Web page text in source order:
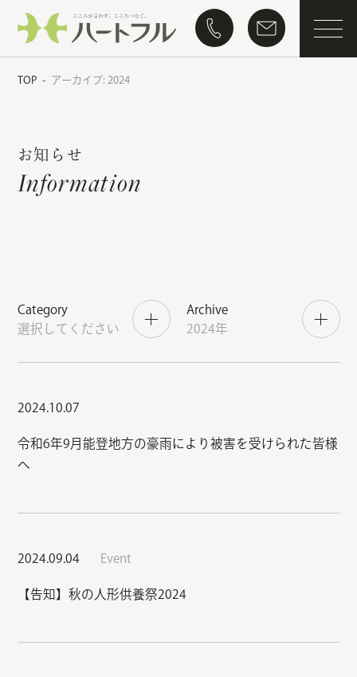
TOP - アーカイブ: 2024
お知らせ
Information
Category
選択してください
Archive
2024年
2024.10.07
令和6年9月能登地方の豪雨により被害を受けられた皆様
へ
2024.09.04 Event
【告知】秋の人形供養祭2024